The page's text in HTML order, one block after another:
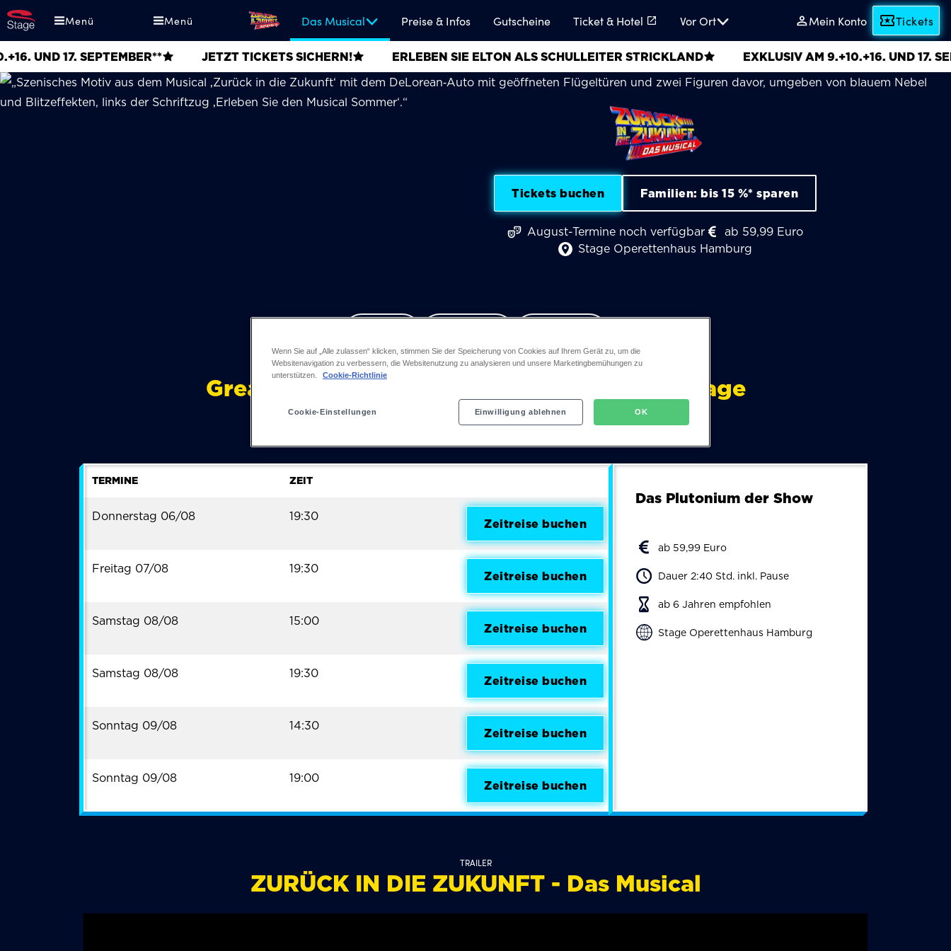
Direkt
zum
Inhalt
Menü Menü
die
Zukunft
-
Das
Das Musical Preise & Infos Gutscheine Ticket & Hotel Vor Ort Mein Konto Tickets
SEPTEMBER** JETZT TICKETS SICHERN! ERLEBEN SIE ELTON ALS SCHULLEITER STRICKLAND EXKLUSIV AM 9.+10.+16. UND 17. SEPTEMBER**
Zurück
in
Zukunft
-
Das
Musical
Tickets buchen Familien: bis 15 %* sparen
August-Termine noch verfügbar
ab 59,99 Euro
Stage Operettenhaus Hamburg
Great Scott! Der Kult-Film als Musical on Stage
TERMINE ZEIT
Donnerstag 06/08 19:30 Zeitreise buchen
Freitag 07/08 19:30 Zeitreise buchen
Samstag 08/08 15:00 Zeitreise buchen
Samstag 08/08 19:30 Zeitreise buchen
Sonntag 09/08 14:30 Zeitreise buchen
Sonntag 09/08 19:00 Zeitreise buchen
Das Plutonium der Show
ab 59,99 Euro
Dauer 2:40 Std. inkl. Pause
ab 6 Jahren empfohlen
Stage Operettenhaus Hamburg
TRAILER
ZURÜCK IN DIE ZUKUNFT - Das Musical
Wenn Sie auf „Alle zulassen“ klicken, stimmen Sie der Speicherung von Cookies auf Ihrem Gerät zu, um die
Websitenavigation zu verbessern, die Websitenutzung zu analysieren und unsere Marketingbemühungen zu
unterstützen.
Cookie-Richtlinie
Cookie-Einstellungen Einwilligung ablehnen OK